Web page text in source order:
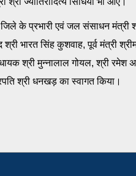
के प्रभारी एवं जल संसाधन मंत्री
भारत सिंह कुशवाह, पूर्व मंत्री
श्री मुन्नालाल गोयल, श्री
श्री धनखड़ का स्वागत किया।